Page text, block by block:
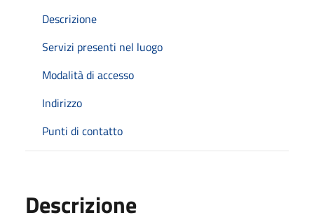
Descrizione
Servizi presenti nel luogo
Modalità di accesso
Indirizzo
Punti di contatto
Descrizione